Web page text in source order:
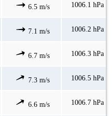
6.5 m/s 1006.1 hPa
7.1 m/s 1006.2 hPa
6.7 m/s 1006.3 hPa
7.3 m/s 1006.5 hPa
6.6 m/s 1006.7 hPa